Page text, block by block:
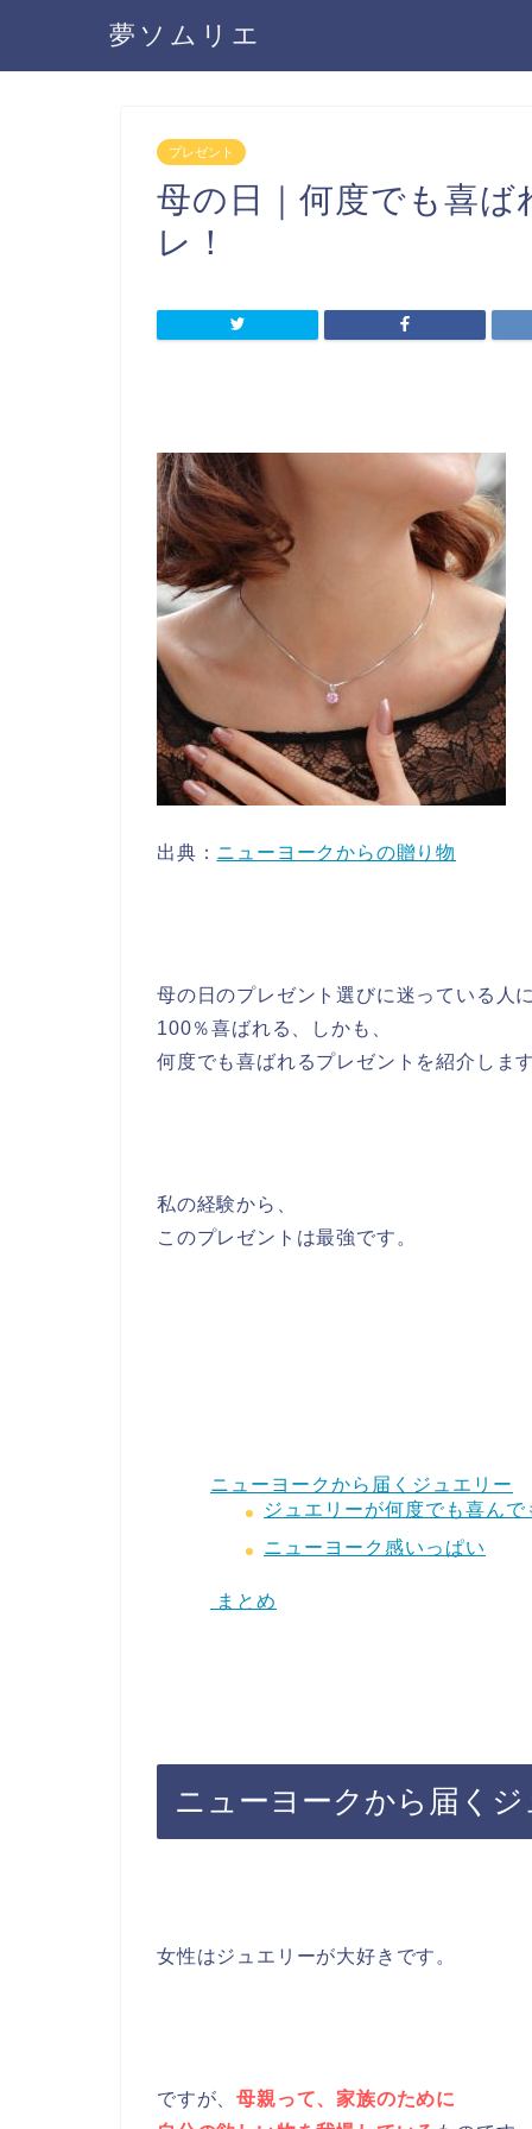
夢ソムリエ
プレゼント
母の日｜何度でも喜
レ！
出典： ニューヨークからの贈り物
母の日のプレゼント選びに迷っている人
100％喜ばれる、しかも、
何度でも喜ばれるプレゼントを紹介しま
私の経験から、
このプレゼントは最強です。
ニューヨークから届くジュエリー
ジュエリーが何度でも喜ん
ニューヨーク感いっぱい
まとめ
ニューヨークから届く
女性はジュエリーが大好きです。
ですが、母親って、家族のために